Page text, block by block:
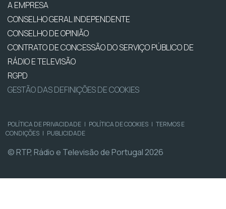
A EMPRESA
CONSELHO GERAL INDEPENDENTE
CONSELHO DE OPINIÃO
CONTRATO DE CONCESSÃO DO SERVIÇO PÚBLICO DE
RÁDIO E TELEVISÃO
RGPD
GESTÃO DAS DEFINIÇÕES DE COOKIES
POLÍTICA DE PRIVACIDADE | POLÍTICA DE COOKIES | TERMOS E
CONDIÇÕES | PUBLICIDADE
© RTP, Rádio e Televisão de Portugal 2026